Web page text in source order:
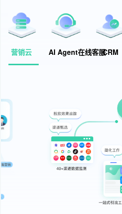
营销云 AI Agent在线客服CRM